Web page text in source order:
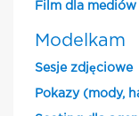
Film dla
Modelkam
Sesje zdjęciowe
Pokazy (mody,